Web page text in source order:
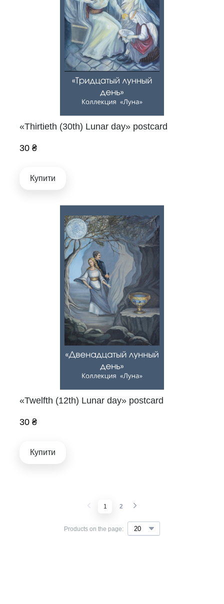
«Thirtieth (30th) Lunar day» postcard
30 ₴
Купити
«Twelfth (12th) Lunar day» postcard
30 ₴
Купити
Products on the page:
1 2